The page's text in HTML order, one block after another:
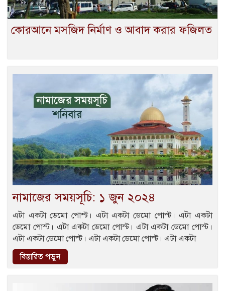
কোরআনে মসজিদ নির্মাণ ও আবাদ করার ফজিলত
নামাজের সময়সূচি: ১ জুন ২০২৪
এটা একটা ডেমো পোস্ট। এটা একটা ডেমো পোস্ট। এটা একটা
ডেমো পোস্ট। এটা একটা ডেমো পোস্ট। এটা একটা ডেমো পোস্ট।
এটা একটা ডেমো পোস্ট। এটা একটা ডেমো পোস্ট। এটা একটা
বিস্তারিত পড়ুন